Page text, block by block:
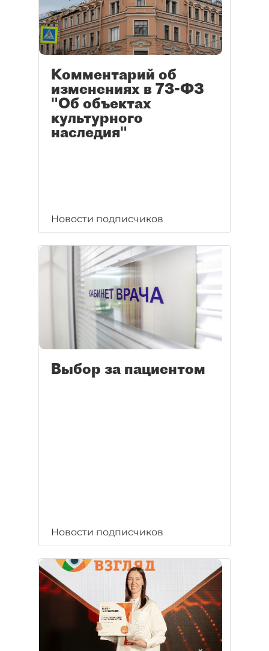
Комментарий об
изменениях в 73-ФЗ
"Об объектах
культурного
наследия"
Новости подписчиков
Выбор за пациентом
Новости подписчиков